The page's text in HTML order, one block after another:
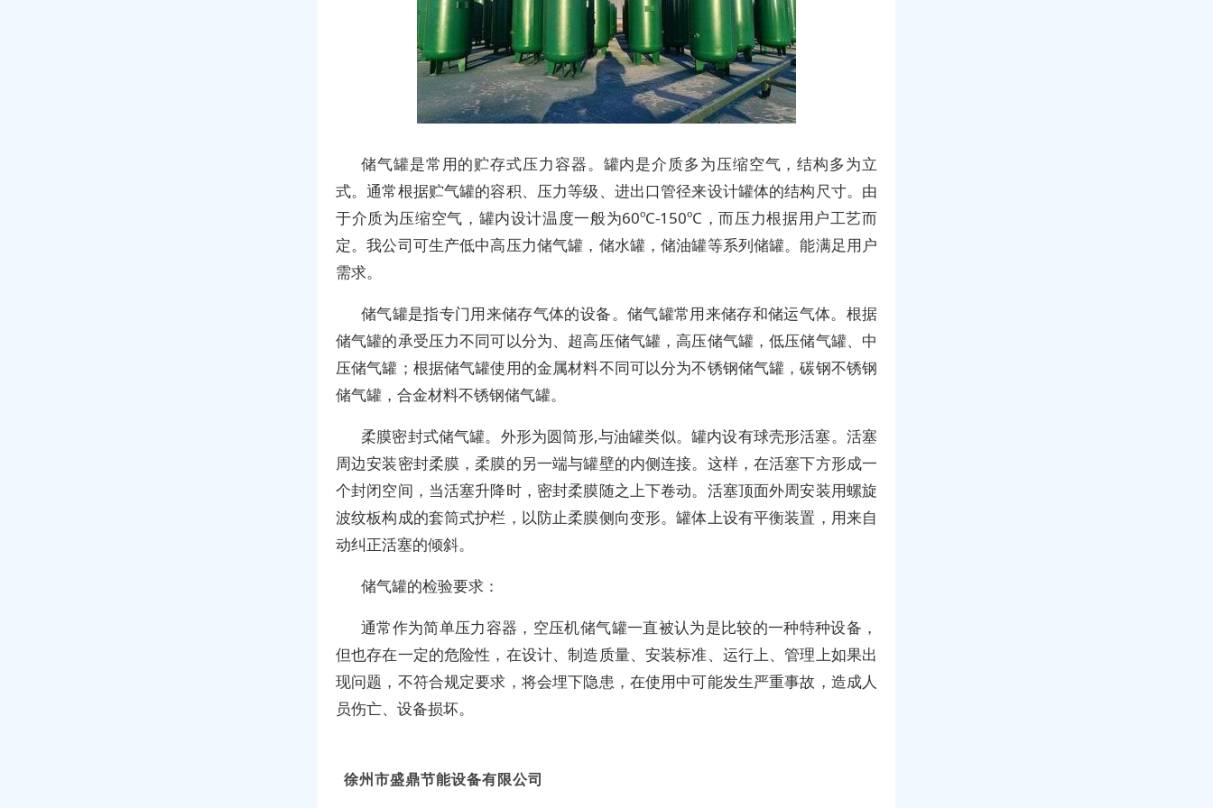
储气罐是常用的贮存式压力容器。罐内是介质多为压缩空气，结构多为立
式。通常根据贮气罐的容积、压力等级、进出口管径来设计罐体的结构尺寸。由
于介质为压缩空气，罐内设计温度一般为60ºC-150ºC，而压力根据用户工艺而
定。我公司可生产低中高压力储气罐，储水罐，储油罐等系列储罐。能满足用户
需求。
储气罐是指专门用来储存气体的设备。储气罐常用来储存和储运气体。根据
储气罐的承受压力不同可以分为、超高压储气罐，高压储气罐，低压储气罐、中
压储气罐；根据储气罐使用的金属材料不同可以分为不锈钢储气罐，碳钢不锈钢
储气罐，合金材料不锈钢储气罐。
柔膜密封式储气罐。外形为圆筒形,与油罐类似。罐内设有球壳形活塞。活塞
周边安装密封柔膜，柔膜的另一端与罐壁的内侧连接。这样，在活塞下方形成一
个封闭空间，当活塞升降时，密封柔膜随之上下卷动。活塞顶面外周安装用螺旋
波纹板构成的套筒式护栏，以防止柔膜侧向变形。罐体上设有平衡装置，用来自
动纠正活塞的倾斜。
储气罐的检验要求：
通常作为简单压力容器，空压机储气罐一直被认为是比较的一种特种设备，
但也存在一定的危险性，在设计、制造质量、安装标准、运行上、管理上如果出
现问题，不符合规定要求，将会埋下隐患，在使用中可能发生严重事故，造成人
员伤亡、设备损坏。
徐州市盛鼎节能设备有限公司